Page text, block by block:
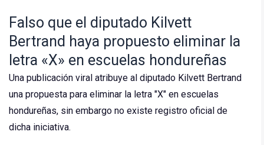
Falso que el diputado Kilvett
Bertrand haya propuesto eliminar la
letra «X» en escuelas hondureñas
Una publicación viral atribuye al diputado Kilvett Bertrand
una propuesta para eliminar la letra "X" en escuelas
hondureñas, sin embargo no existe registro oficial de
dicha iniciativa.